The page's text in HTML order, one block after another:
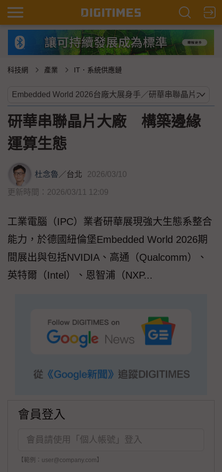
科技網 產業 IT．系統供應鏈
研華串聯晶片大廠 構築邊緣
運算生態
杜念魯／台北 2026/03/10
更新時間：2026/03/11 12:09
工業電腦（IPC）業者研華展現強大生態系整合
能力，於德國紐倫堡Embedded World 2026期
間展出與包括NVIDIA、高通（Qualcomm）、
英特爾（Intel）、恩智浦（NXP...
會員登入
【範例：user@company.com】